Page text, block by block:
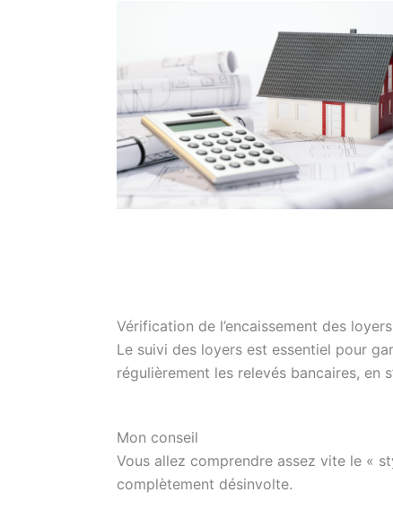
Vérification de l’encaissement des
Le suivi des loyers est essentiel pour
régulièrement les relevés bancaires, en
Mon conseil
Vous allez comprendre assez vite le «
complètement désinvolte.